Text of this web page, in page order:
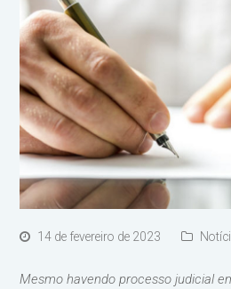
14 de fevereiro de 2023
Mesmo havendo processo judicial